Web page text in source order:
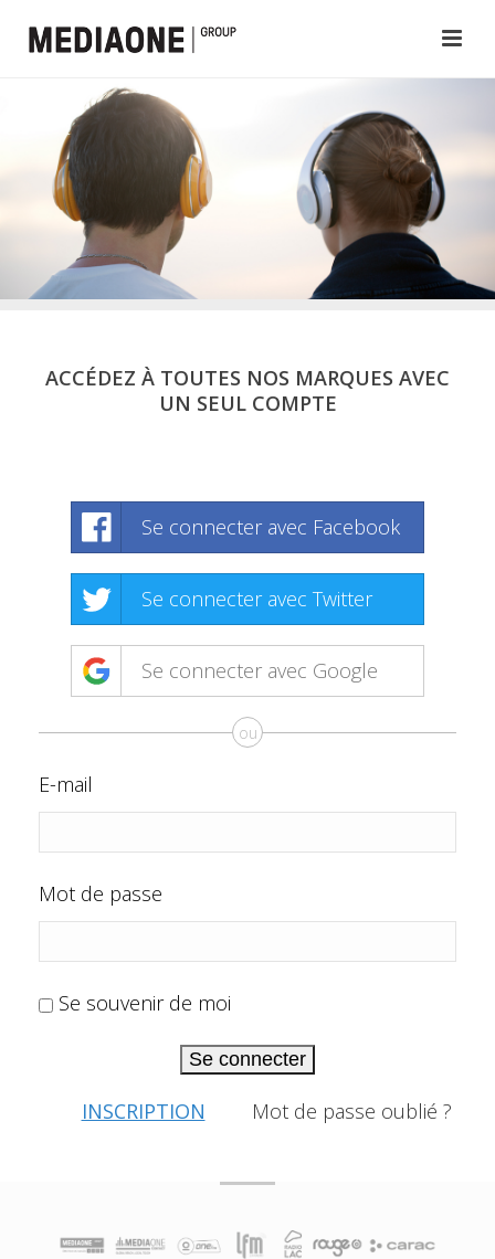
ACCÉDEZ À TOUTES NOS MARQUES AVEC
UN SEUL COMPTE
Se connecter avec Facebook
Se connecter avec Twitter
Se connecter avec Google
ou
E-mail
Mot de passe
Se souvenir de moi
Se connecter
INSCRIPTION Mot de passe oublié ?